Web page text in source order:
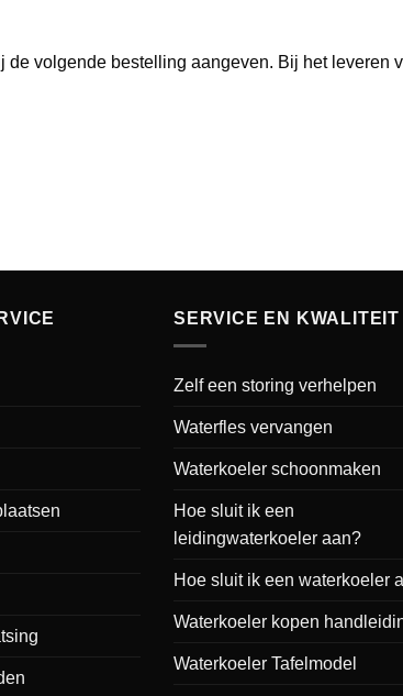
volgende bestelling aangeven. Bij het leveren
SERVICE EN KWALITEIT
Zelf een storing verhelpen
Waterfles vervangen
Waterkoeler schoonmaken
Hoe sluit ik een
leidingwaterkoeler aan?
Hoe sluit ik een waterkoeler
Waterkoeler kopen
Waterkoeler Tafelmodel